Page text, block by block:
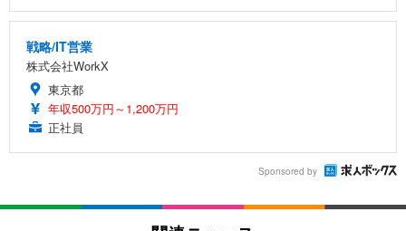
戦略/IT営業
株式会社WorkX
東京都
年収500万円～1,200万円
正社員
Sponsored by